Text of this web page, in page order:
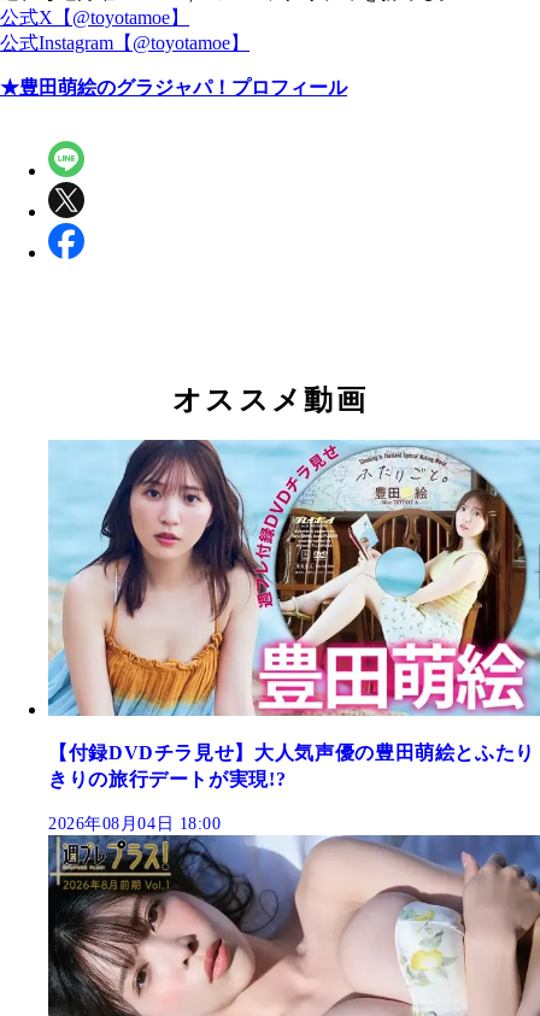
公式X【@toyotamoe】
公式Instagram【@toyotamoe】
★豊田萌絵のグラジャパ！プロフィール
オススメ動画
【付録DVDチラ見せ】大人気声優の豊田萌絵とふたり
きりの旅行デートが実現!?
2026年08月04日 18:00